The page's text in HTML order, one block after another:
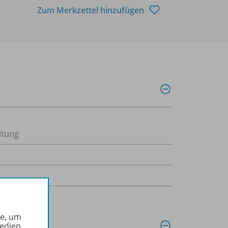
Zum Merkzettel hinzufügen
um